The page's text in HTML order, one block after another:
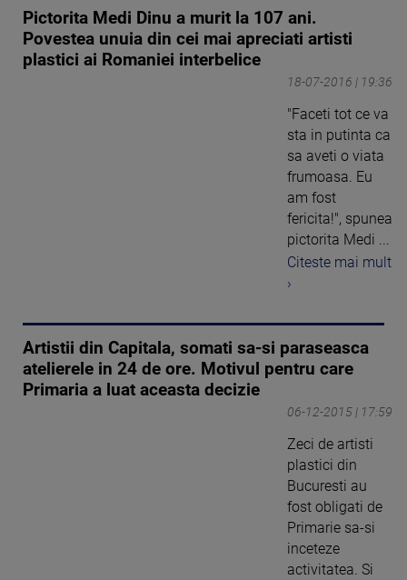
Pictorita Medi Dinu a murit la 107 ani.
Povestea unuia din cei mai apreciati artisti
plastici ai Romaniei interbelice
18-07-2016 | 19:36
"Faceti tot ce va
sta in putinta ca
sa aveti o viata
frumoasa. Eu
am fost
fericita!", spunea
pictorita Medi ...
Citeste mai mult
›
Artistii din Capitala, somati sa-si paraseasca
atelierele in 24 de ore. Motivul pentru care
Primaria a luat aceasta decizie
06-12-2015 | 17:59
Zeci de artisti
plastici din
Bucuresti au
fost obligati de
Primarie sa-si
inceteze
activitatea. Si